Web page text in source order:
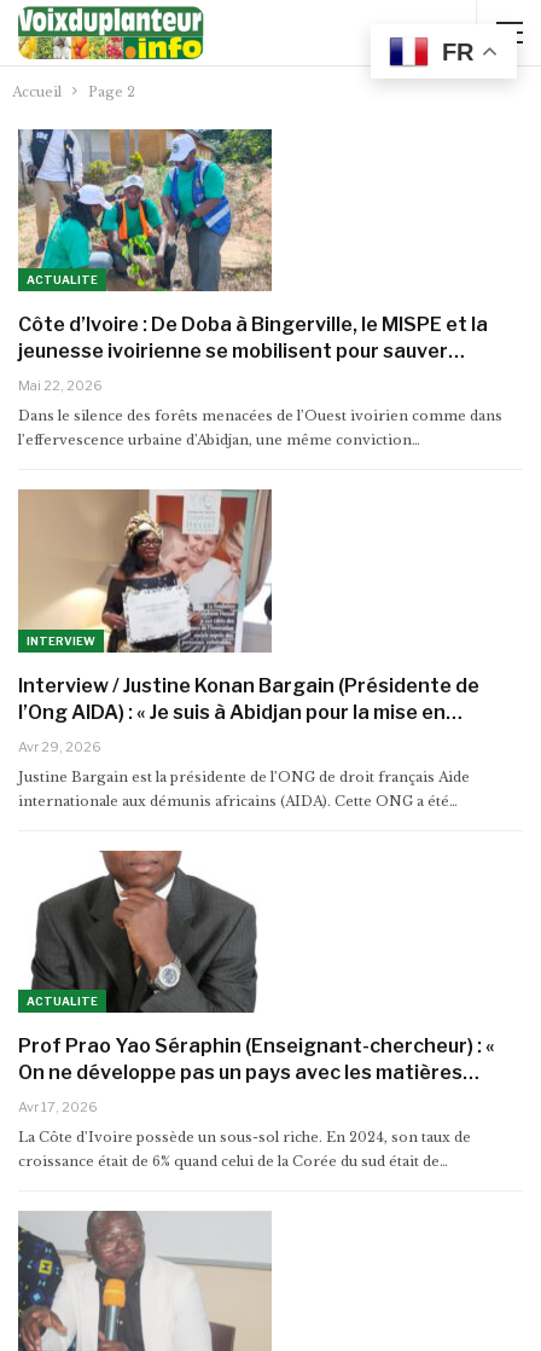
Accueil Page 2
ACTUALITE
Côte d’Ivoire : De Doba à Bingerville, le MISPE et la
jeunesse ivoirienne se mobilisent pour sauver…
Mai 22, 2026
Dans le silence des forêts menacées de l’Ouest ivoirien comme dans
l’effervescence urbaine d’Abidjan, une même conviction…
INTERVIEW
Interview / Justine Konan Bargain (Présidente de
l’Ong AIDA) : « Je suis à Abidjan pour la mise en…
Avr 29, 2026
Justine Bargain est la présidente de l’ONG de droit français Aide
internationale aux démunis africains (AIDA). Cette ONG a été…
ACTUALITE
Prof Prao Yao Séraphin (Enseignant-chercheur) : «
On ne développe pas un pays avec les matières…
Avr 17, 2026
La Côte d’Ivoire possède un sous-sol riche. En 2024, son taux de
croissance était de 6% quand celui de la Corée du sud était de…
FR